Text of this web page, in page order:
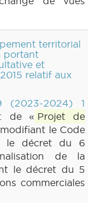
territorial
portant
et
relatif aux
(2023-2024) 1
: de « Projet de
le Code
le décret du 6
de la
le décret du 5
commerciales